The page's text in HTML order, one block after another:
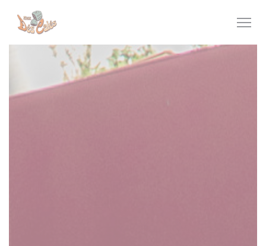
Personalización de sus opciones de cookies